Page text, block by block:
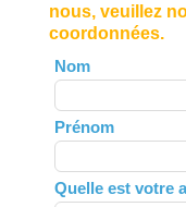
nous, veuillez
coordonnées.
Leave
this
field
blank
Nom
Prénom
Quelle est votre